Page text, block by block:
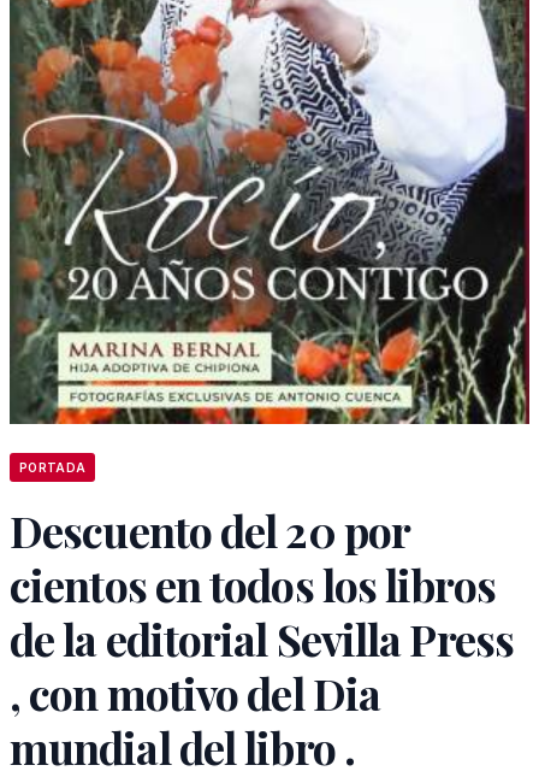
PORTADA
Descuento del 20 por
cientos en todos los libros
de la editorial Sevilla Press
, con motivo del Dia
mundial del libro .